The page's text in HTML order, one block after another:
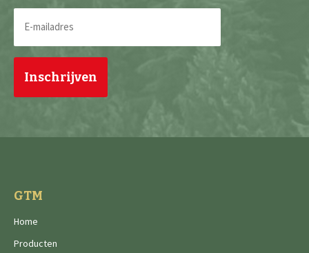
mailadres
GTM
Home
Producten